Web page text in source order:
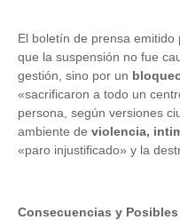
El boletín de prensa
que la suspensión no fue
gestión, sino por un
«sacrificaron a todo un
persona, según versiones
ambiente de violencia,
«paro injustificado» y la
Consecuencias y